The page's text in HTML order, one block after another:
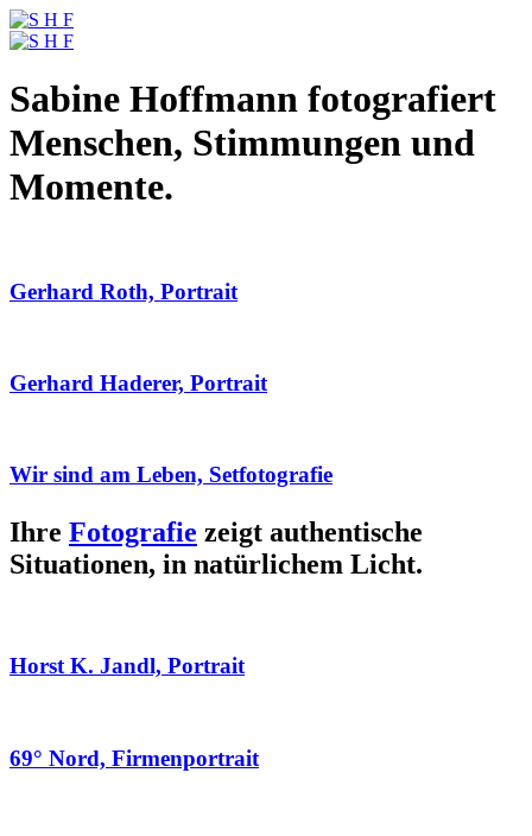
Sabine Hoffmann fotografiert
Menschen, Stimmungen und
Momente.
Gerhard Roth, Portrait
Gerhard Haderer, Portrait
Wir sind am Leben, Setfotografie
Ihre Fotografie zeigt authentische
Situationen, in natürlichem Licht.
Horst K. Jandl, Portrait
69° Nord, Firmenportrait